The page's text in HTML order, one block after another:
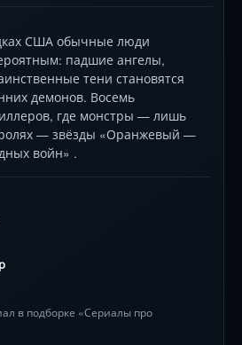
США обычные люди
падшие ангелы,
тени становятся
демонов. Восемь
где монстры — лишь
— звёзды «Оранжевый —
войн» .
в подборке «Сериалы про